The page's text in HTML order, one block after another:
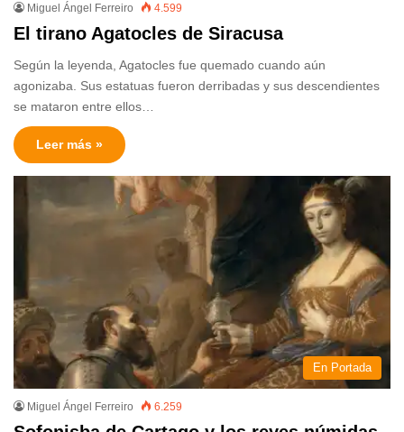
Miguel Ángel Ferreiro 4.599
El tirano Agatocles de Siracusa
Según la leyenda, Agatocles fue quemado cuando aún
agonizaba. Sus estatuas fueron derribadas y sus descendientes
se mataron entre ellos…
Leer más »
En Portada
Miguel Ángel Ferreiro 6.259